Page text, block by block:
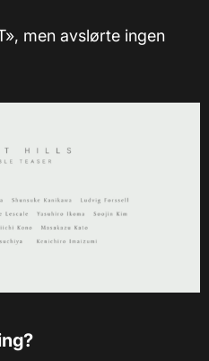
men avslørte ingen